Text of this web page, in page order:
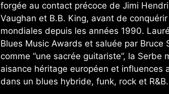
forgée au contact précoce de Jimi
Vaughan et B.B. King, avant de
mondiales depuis les années 1990.
Blues Music Awards et saluée par Bruce
comme “une sacrée guitariste”, la Serbe
aisance héritage européen et influences
dans un blues hybride, funk, rock et R&B.